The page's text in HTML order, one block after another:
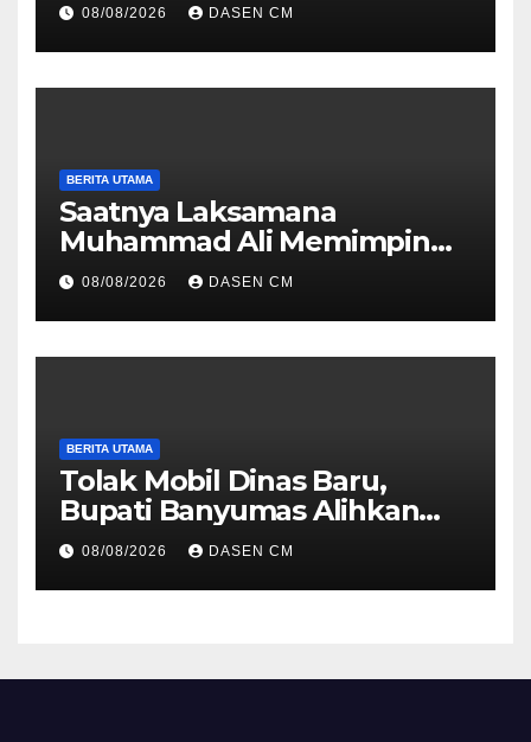
08/08/2026 DASEN CM
BERITA UTAMA
Saatnya Laksamana
Muhammad Ali Memimpin
TNI: Menjaga Keseimbangan
Politik dan Soliditas
Antarmatra
08/08/2026 DASEN CM
BERITA UTAMA
Tolak Mobil Dinas Baru,
Bupati Banyumas Alihkan
Anggaran Rp 1,7 Miliar untuk
90 Motor Listrik
08/08/2026 DASEN CM